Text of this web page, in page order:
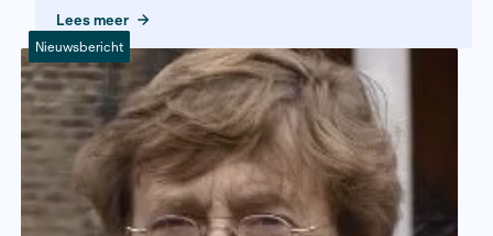
23 januari 2015
Nog één week inzenden voor
Correspondentenprijs
Lees meer
Nieuwsbericht